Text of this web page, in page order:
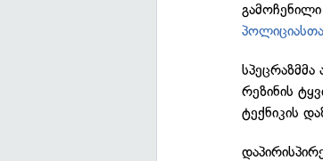
სპეცრაზმმა
რეზინის
ტექნიკის